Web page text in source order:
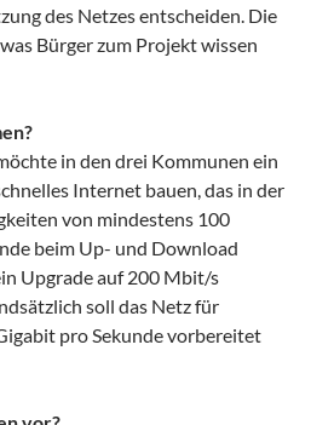
des Netzes entscheiden. Die
Bürger zum Projekt wissen
in den drei Kommunen ein
Internet bauen, das in der
von mindestens 100
beim Up- und Download
Upgrade auf 200 Mbit/s
soll das Netz für
pro Sekunde vorbereitet